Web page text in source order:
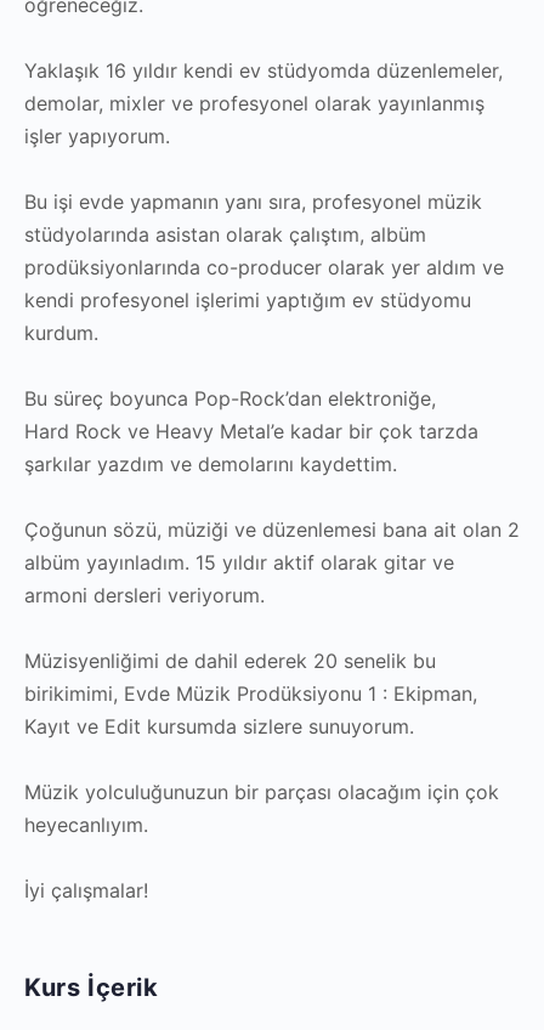
Yaklaşık 16 yıldır kendi ev stüdyomda düzenlemeler,
demolar, mixler ve profesyonel olarak yayınlanmış
işler yapıyorum.
Bu işi evde yapmanın yanı sıra, profesyonel müzik
stüdyolarında asistan olarak çalıştım, albüm
prodüksiyonlarında co-producer olarak yer aldım ve
kendi profesyonel işlerimi yaptığım ev stüdyomu
kurdum.
Bu süreç boyunca Pop-Rock’dan elektroniğe,
Hard Rock ve Heavy Metal’e kadar bir çok tarzda
şarkılar yazdım ve demolarını kaydettim.
Çoğunun sözü, müziği ve düzenlemesi bana ait olan 2
albüm yayınladım. 15 yıldır aktif olarak gitar ve
armoni dersleri veriyorum.
Müzisyenliğimi de dahil ederek 20 senelik bu
birikimimi, Evde Müzik Prodüksiyonu 1 : Ekipman,
Kayıt ve Edit kursumda sizlere sunuyorum.
Müzik yolculuğunuzun bir parçası olacağım için çok
heyecanlıyım.
İyi çalışmalar!
Kurs İçerik